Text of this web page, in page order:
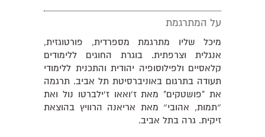
על המתרגמת
מיכל שליו מתרגמת מספרדית, פורטוגזית,
אנגלית וצרפתית. בוגרת החוגים ללימודים
קלאסיים ולפילוסופיה יהודית והתכנית ללימודי
תעודה בתרגום באוניברסיטת תל אביב. תרגמה
את "פושטקים" מאת ז'ואאו ז'ילברטו נול ואת
״תמות, אהובי״ מאת אריאנה הרוויץ בהוצאת
זיקית. גרה בתל אביב.